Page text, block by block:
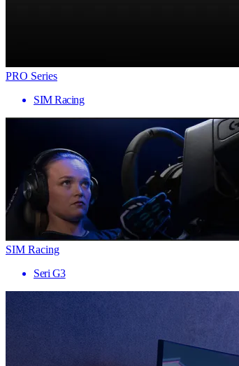
PRO Series
SIM Racing
SIM Racing
Seri G3